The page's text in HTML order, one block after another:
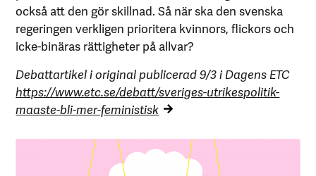
också att den gör skillnad. Så när ska den svenska
regeringen verkligen ­prioritera kvinnors, flickors och
icke-binäras rättigheter på allvar?
Debattartikel i original publicerad 9/3 i Dagens ETC
https://www.etc.se/debatt/sveriges-utrikespolitik-
maaste-bli-mer-feministisk